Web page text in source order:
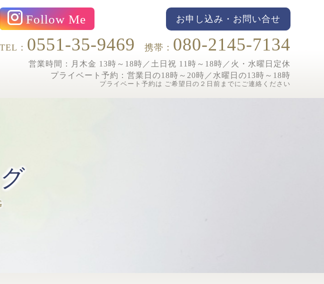
Follow Me お申し込み・お問い合せ
TEL： 0551-35-9469 携帯： 080-2145-7134
営業時間：月木金 13時～18時／土日祝 11時～18時／ 火・水曜日定休
プライベート予約： 営業日の18時～20時／水曜日の13時～18時
プライベート予約は ご希望日の２日前までにご連絡ください